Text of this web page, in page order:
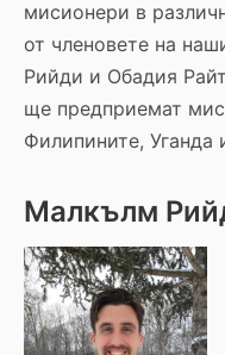
мисионери в
от членовете на
Рийди и Обадия
ще предприемат
Филипините, Уганда
Малкълм